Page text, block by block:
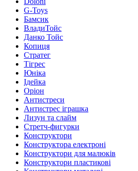
G-Toys
Бамсик
ВладиТойс
Данко Тойс
Копиця
Стратег
Тігрес
Юніка
Ідейка
Оріон
Антистреси
Антистрес іграшка
Лизун та слайм
Стретч-фигурки
Конструктори
Конструктора електроні
Конструктори для малюків
Конструктори пластикові